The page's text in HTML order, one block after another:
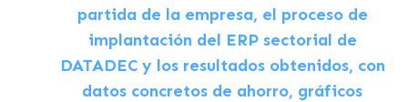
partida de la empresa, el proceso de
implantación del ERP sectorial de
DATADEC y los resultados obtenidos, con
datos concretos de ahorro, gráficos